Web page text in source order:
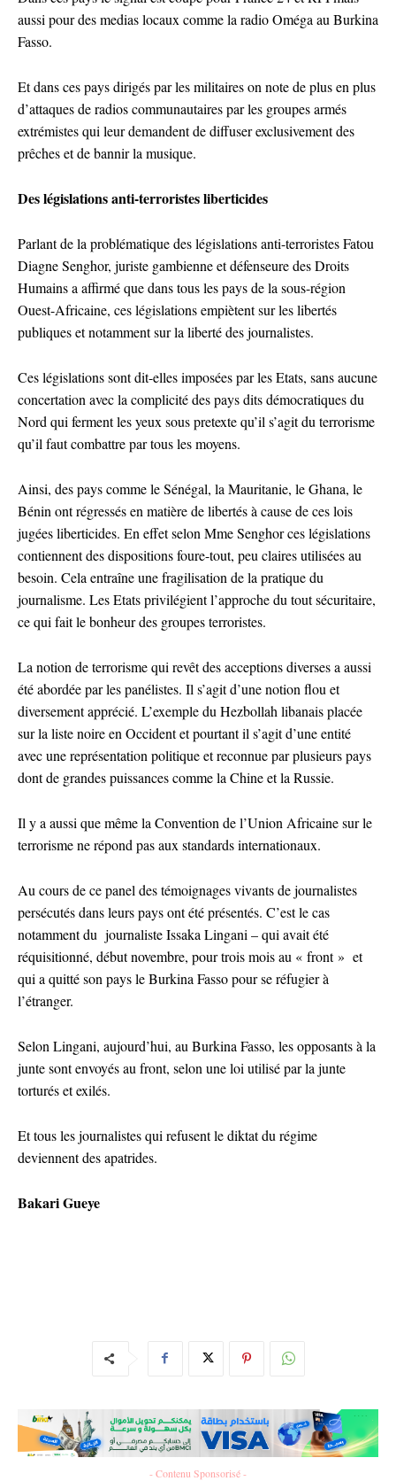
aussi pour des medias locaux comme la radio Oméga au Burkina
Fasso.
Et dans ces pays dirigés par les militaires on note de plus en plus
d’attaques de radios communautaires par les groupes armés
extrémistes qui leur demandent de diffuser exclusivement des
prêches et de bannir la musique.
Des législations anti-terroristes liberticides
Parlant de la problématique des législations anti-terroristes Fatou
Diagne Senghor, juriste gambienne et défenseure des Droits
Humains a affirmé que dans tous les pays de la sous-région
Ouest-Africaine, ces législations empiètent sur les libertés
publiques et notamment sur la liberté des journalistes.
Ces législations sont dit-elles imposées par les Etats, sans aucune
concertation avec la complicité des pays dits démocratiques du
Nord qui ferment les yeux sous pretexte qu’il s’agit du terrorisme
qu’il faut combattre par tous les moyens.
Ainsi, des pays comme le Sénégal, la Mauritanie, le Ghana, le
Bénin ont régressés en matière de libertés à cause de ces lois
jugées liberticides. En effet selon Mme Senghor ces législations
contiennent des dispositions foure-tout, peu claires utilisées au
besoin. Cela entraîne une fragilisation de la pratique du
journalisme. Les Etats privilégient l’approche du tout sécuritaire,
ce qui fait le bonheur des groupes terroristes.
La notion de terrorisme qui revêt des acceptions diverses a aussi
été abordée par les panélistes. Il s’agit d’une notion flou et
diversement apprécié. L’exemple du Hezbollah libanais placée
sur la liste noire en Occident et pourtant il s’agit d’une entité
avec une représentation politique et reconnue par plusieurs pays
dont de grandes puissances comme la Chine et la Russie.
Il y a aussi que même la Convention de l’Union Africaine sur le
terrorisme ne répond pas aux standards internationaux.
Au cours de ce panel des témoignages vivants de journalistes
persécutés dans leurs pays ont été présentés. C’est le cas
notamment du journaliste Issaka Lingani – qui avait été
réquisitionné, début novembre, pour trois mois au « front » et
qui a quitté son pays le Burkina Fasso pour se réfugier à
l’étranger.
Selon Lingani, aujourd’hui, au Burkina Fasso, les opposants à la
junte sont envoyés au front, selon une loi utilisé par la junte
torturés et exilés.
Et tous les journalistes qui refusent le diktat du régime
deviennent des apatrides.
Bakari Gueye
- Contenu Sponsorisé -